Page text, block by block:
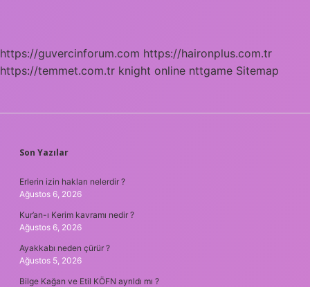
https://guvercinforum.com https://haironplus.com.tr
https://temmet.com.tr knight online nttgame Sitemap
SIDEBAR
Son Yazılar
Erlerin izin hakları nelerdir ?
Ağustos 6, 2026
Kur’an-ı Kerim kavramı nedir ?
Ağustos 6, 2026
Ayakkabı neden çürür ?
Ağustos 5, 2026
Bilge Kağan ve Etil KÖFN ayrıldı mı ?